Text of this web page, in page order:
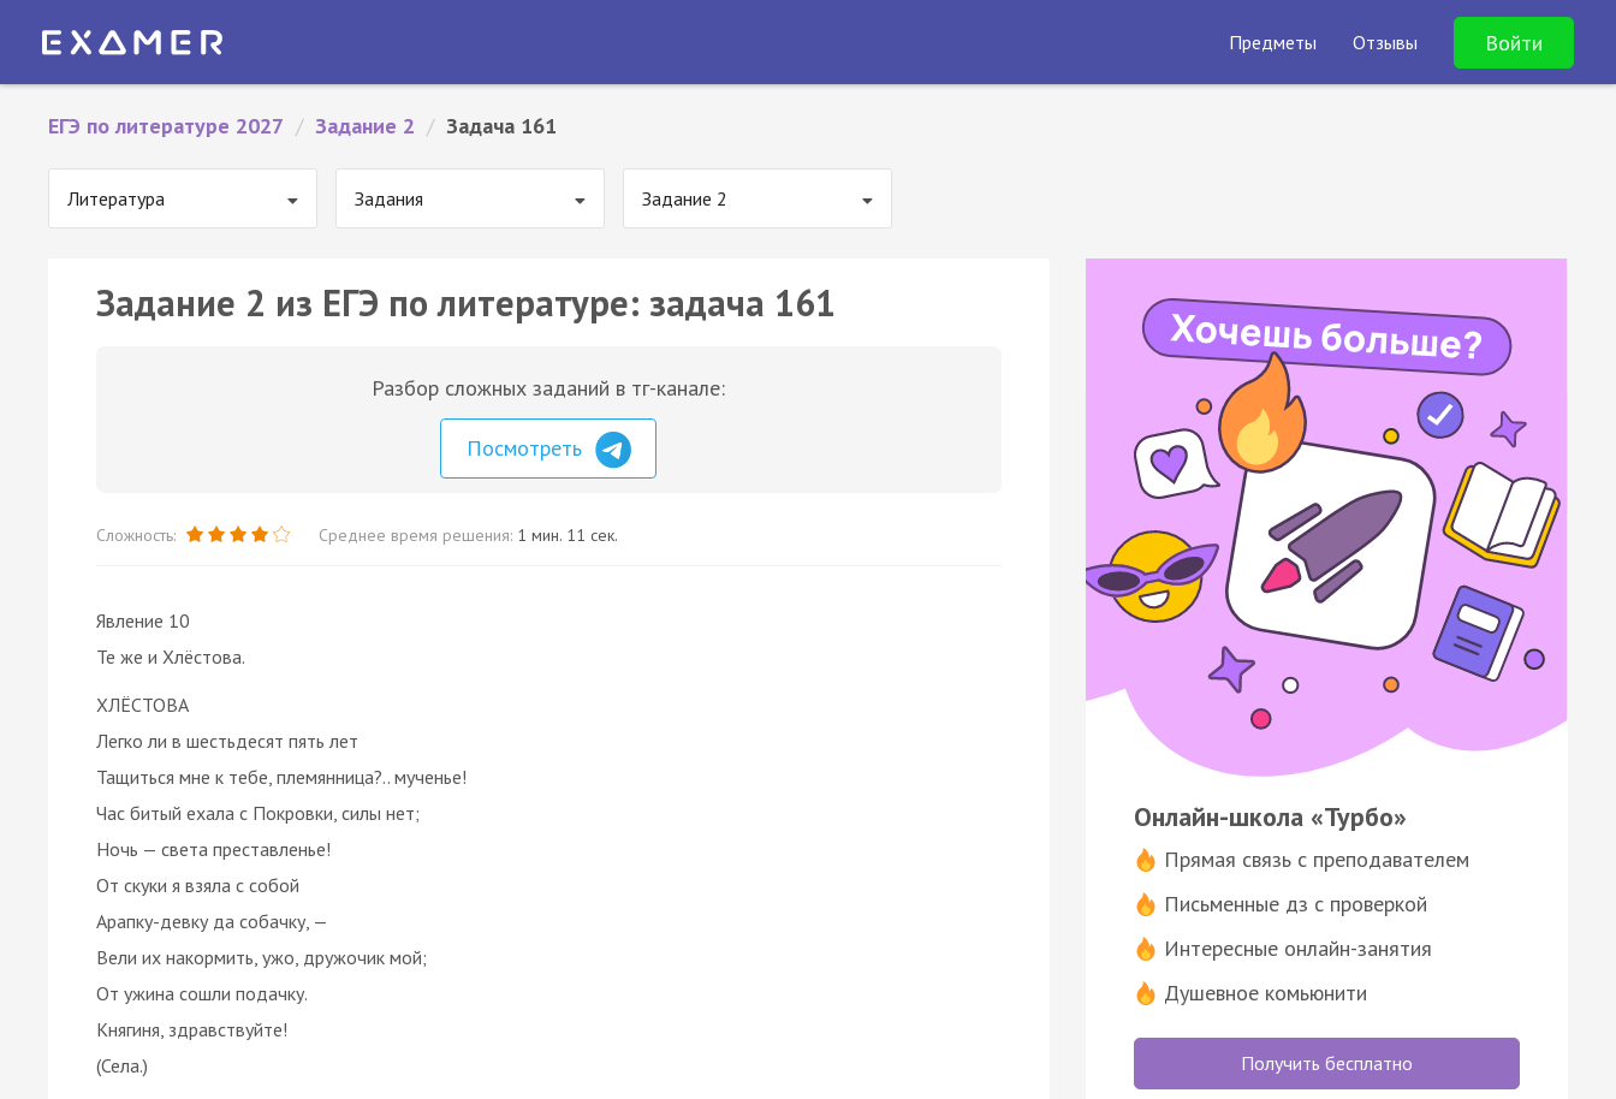
Предметы Отзывы Войти
ЕГЭ по литературе 2027 / Задание 2 / Задача 161
Литература Задания Задание 2
Задание 2 из ЕГЭ по литературе: задача 161
Разбор сложных заданий в тг-канале:
Посмотреть
Сложность: Среднее время решения: 1 мин. 11 сек.
Явление 10
Те же и Хлёстова.
ХЛЁСТОВА
Легко ли в шестьдесят пять лет
Тащиться мне к тебе, племянница?.. мученье!
Час битый ехала с Покровки, силы нет;
Ночь — света преставленье!
От скуки я взяла с собой
Арапку-девку да собачку, —
Вели их накормить, ужо, дружочик мой;
От ужина сошли подачку.
Княгиня, здравствуйте!
(Села.)
Онлайн-школа «Турбо»
Прямая связь с преподавателем
Письменные дз с проверкой
Интересные онлайн-занятия
Душевное комьюнити
Получить бесплатно